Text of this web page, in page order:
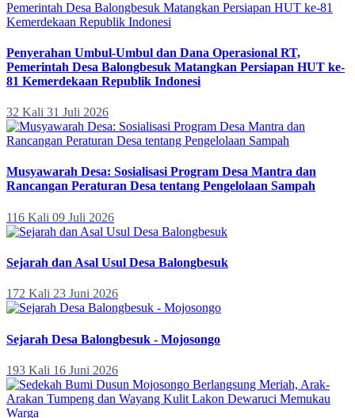
Penyerahan Umbul-Umbul dan Dana Operasional RT,
Pemerintah Desa Balongbesuk Matangkan Persiapan HUT ke-
81 Kemerdekaan Republik Indonesi
32 Kali 31 Juli 2026
Musyawarah Desa: Sosialisasi Program Desa Mantra dan
Rancangan Peraturan Desa tentang Pengelolaan Sampah
116 Kali 09 Juli 2026
Sejarah dan Asal Usul Desa Balongbesuk
172 Kali 23 Juni 2026
Sejarah Desa Balongbesuk - Mojosongo
193 Kali 16 Juni 2026